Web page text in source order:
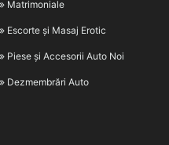
Matrimoniale
Escorte și Masaj Erotic
Piese și Accesorii Auto Noi
Dezmembrări Auto